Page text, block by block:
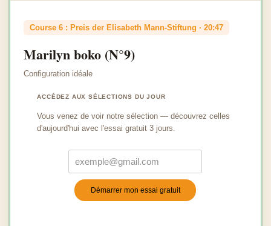
Course 6 : Preis der Elisabeth Mann-Stiftung · 20:47
Marilyn boko (N°9)
Configuration idéale
ACCÉDEZ AUX SÉLECTIONS DU JOUR
Vous venez de voir notre sélection — découvrez celles
d'aujourd'hui avec l'essai gratuit 3 jours.
Démarrer mon essai gratuit